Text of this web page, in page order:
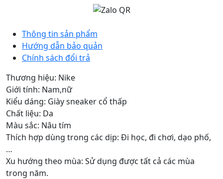
Thông tin sản phẩm
Hướng dẫn bảo quản
Chính sách đổi trả
Thương hiệu: Nike
Giới tính: Nam,nữ
Kiểu dáng: Giày sneaker cổ thấp
Chất liệu: Da
Màu sắc: Nâu tím
Thích hợp dùng trong các dịp: Đi học, đi chơi, dạo phố,
…
Xu hướng theo mùa: Sử dụng được tất cả các mùa
trong năm.